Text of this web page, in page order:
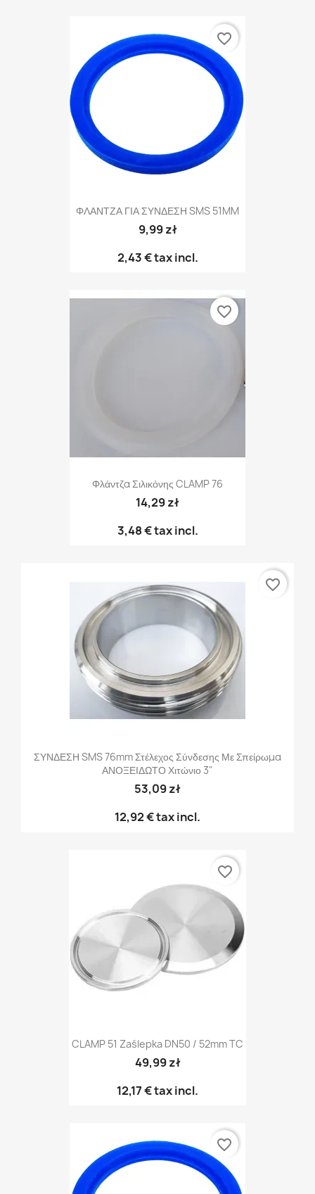
ΦΛΑΝΤΖΑ ΓΙΑ ΣΥΝΔΕΣΗ SMS 51MM
9,99 zł
2,43 €tax incl.
favorite_border
Φλάντζα Σιλικόνης CLAMP 76
14,29 zł
3,48 €tax incl.
favorite_border
ΣΥΝΔΕΣΗ SMS 76mm Στέλεχος Σύνδεσης Με Σπείρωμα
ΑΝΟΞΕΙΔΩΤΟ Χιτώνιο 3"
53,09 zł
12,92 €tax incl.
favorite_border
CLAMP 51 Zaślepka DN50 / 52mm TC
49,99 zł
12,17 €tax incl.
favorite_border
favorite_border